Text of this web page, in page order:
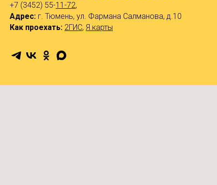
+7 (3452) 55-11-72,
Адрес: г. Тюмень, ул. Фармана Салманова, д.10
Как проехать: 2ГИС, Я.карты